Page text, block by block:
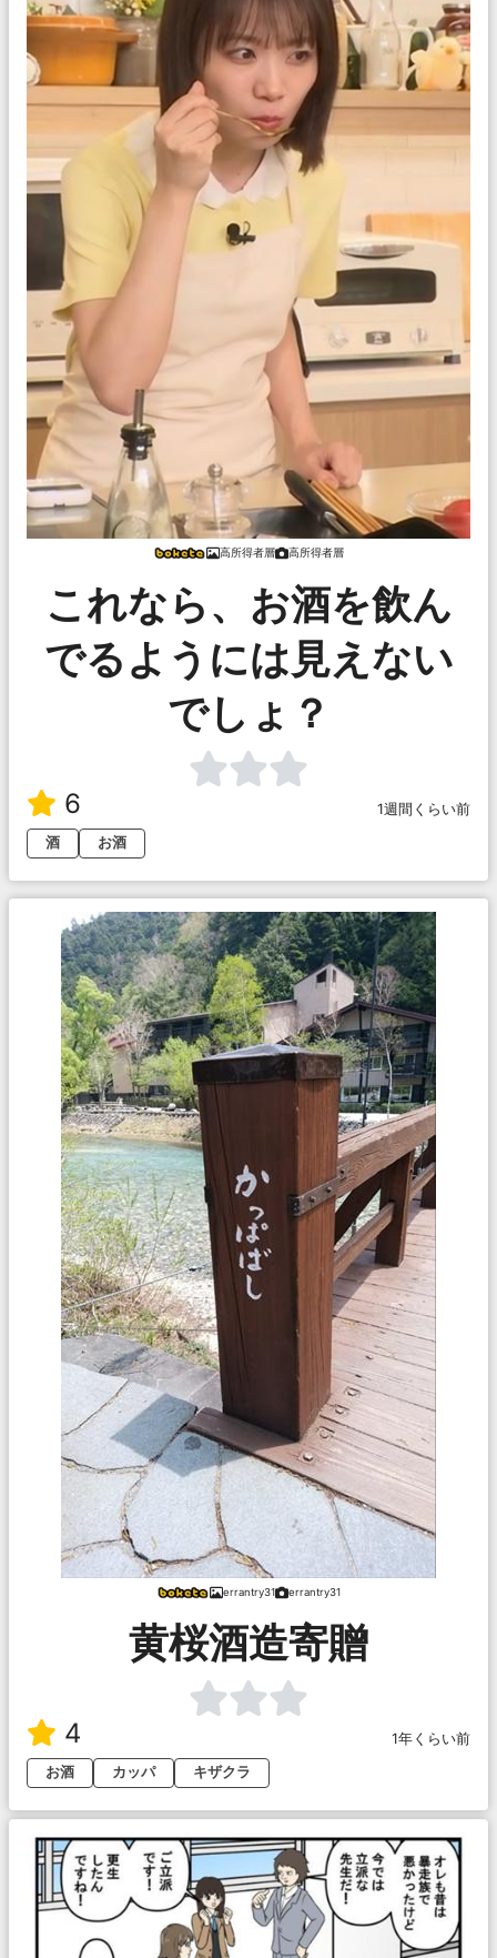
高所得者層 高所得者層
これなら、お酒を飲ん
でるようには見えない
でしょ？
6
1週間くらい前
酒
お酒
errantry31 errantry31
黄桜酒造寄贈
4
1年くらい前
お酒
カッパ キザクラ